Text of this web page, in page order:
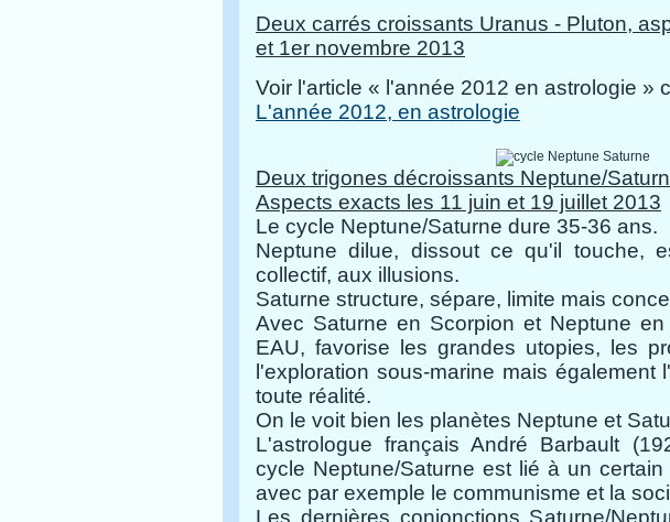
Deux carrés croissants Uranus - Pluton,
et 1er novembre 2013
Voir l'article « l'année 2012 en astrologie »
L'année 2012, en astrologie
Deux trigones décroissants Neptune/
Aspects exacts les 11 juin et 19 juillet 2013
Le cycle Neptune/Saturne dure 35-36 ans.
Neptune dilue, dissout ce qu'il touche,
collectif, aux illusions.
Saturne structure, sépare, limite mais
Avec Saturne en Scorpion et Neptune
EAU, favorise les grandes utopies, les
l'exploration sous-marine mais également
toute réalité.
On le voit bien les planètes Neptune et
L'astrologue français André Barbault
cycle Neptune/Saturne est lié à un
avec par exemple le communisme et la
Les dernières conjonctions Saturne/